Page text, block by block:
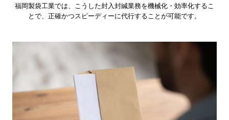
福岡製袋工業では、こうした封入封緘業務を機械化・効率化するこ
とで、正確かつスピーディーに代行することが可能です。